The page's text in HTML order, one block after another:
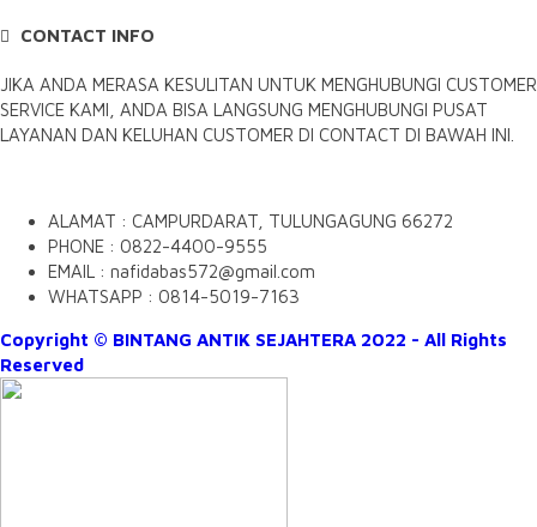
CONTACT INFO
JIKA ANDA MERASA KESULITAN UNTUK MENGHUBUNGI CUSTOMER
SERVICE KAMI, ANDA BISA LANGSUNG MENGHUBUNGI PUSAT
LAYANAN DAN KELUHAN CUSTOMER DI CONTACT DI BAWAH INI.
ALAMAT : CAMPURDARAT, TULUNGAGUNG 66272
PHONE : 0822-4400-9555
EMAIL : nafidabas572@gmail.com
WHATSAPP : 0814-5019-7163
Copyright © BINTANG ANTIK SEJAHTERA 2022 - All Rights
Reserved